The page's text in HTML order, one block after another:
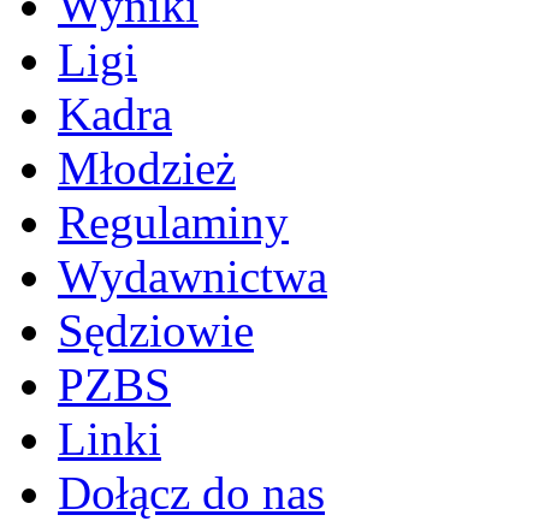
Ligi
Kadra
Młodzież
Regulaminy
Wydawnictwa
Sędziowie
PZBS
Linki
Dołącz do nas